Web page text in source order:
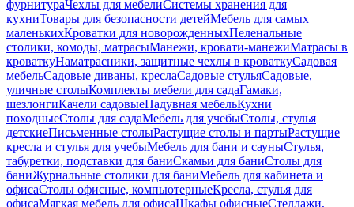
фурнитураЧехлы для мебелиСистемы хранения для
кухниТовары для безопасности детейМебель для самых
маленькихКроватки для новорожденныхПеленальные
столики, комоды, матрасыМанежи, кровати-манежиМатрасы в
кроваткуНаматрасники, защитные чехлы в кроваткуСадовая
мебельСадовые диваны, креслаСадовые стульяСадовые,
уличные столыКомплекты мебели для садаГамаки,
шезлонгиКачели садовыеНадувная мебельКухни
походныеСтолы для садаМебель для учебыСтолы, стулья
детскиеПисьменные столыРастущие столы и партыРастущие
кресла и стулья для учебыМебель для бани и сауныСтулья,
табуретки, подставки для баниСкамьи для баниСтолы для
баниЖурнальные столики для баниМебель для кабинета и
офисаСтолы офисные, компьютерныеКресла, стулья для
офисаМягкая мебель для офисаШкафы офисныеСтеллажи,